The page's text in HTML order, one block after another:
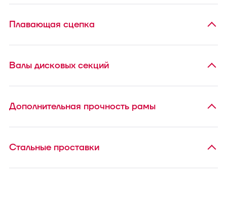
Плавающая сцепка
Валы дисковых секций
Дополнительная прочность рамы
Стальные проставки